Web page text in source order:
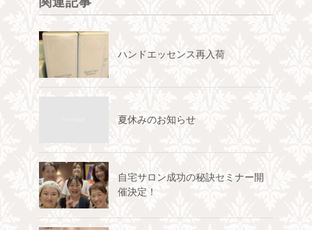
ハンドエッセンス再入荷
夏休みのお知らせ
自宅サロン成功の秘訣セミナー開
催決定！